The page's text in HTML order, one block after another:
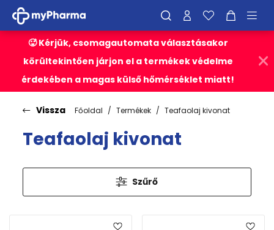
🥵 Kérjük, csomagautomata választásakor
körültekintően járjon el a termékek védelme
érdekében a magas külső hőmérséklet miatt!
Vissza Főoldal Termékek Teafaolaj kivonat
Teafaolaj kivonat
Szűrő